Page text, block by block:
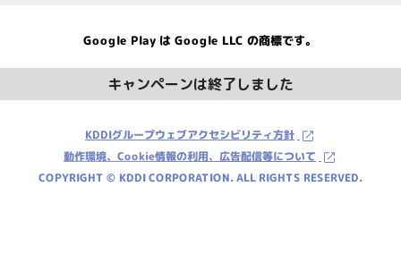
Google Play は Google LLC の商標です。
キャンペーンは終了しました
KDDIグループウェブアクセシビリティ方針
動作環境、Cookie情報の利用、広告配信等について
COPYRIGHT © KDDI CORPORATION. ALL RIGHTS RESERVED.